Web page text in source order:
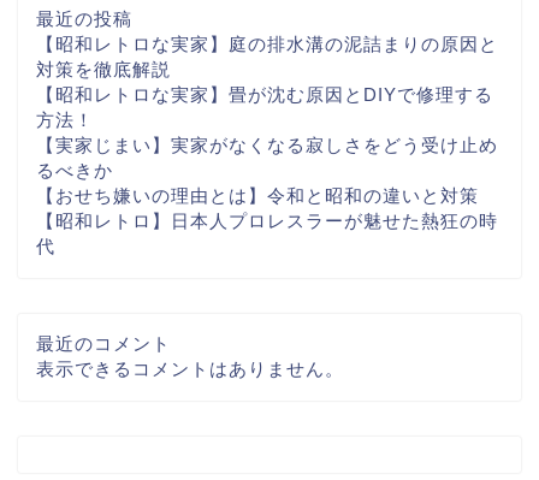
最近の投稿
【昭和レトロな実家】庭の排水溝の泥詰まりの原因と
対策を徹底解説
【昭和レトロな実家】畳が沈む原因とDIYで修理する
方法！
【実家じまい】実家がなくなる寂しさをどう受け止め
るべきか
【おせち嫌いの理由とは】令和と昭和の違いと対策
【昭和レトロ】日本人プロレスラーが魅せた熱狂の時
代
最近のコメント
表示できるコメントはありません。